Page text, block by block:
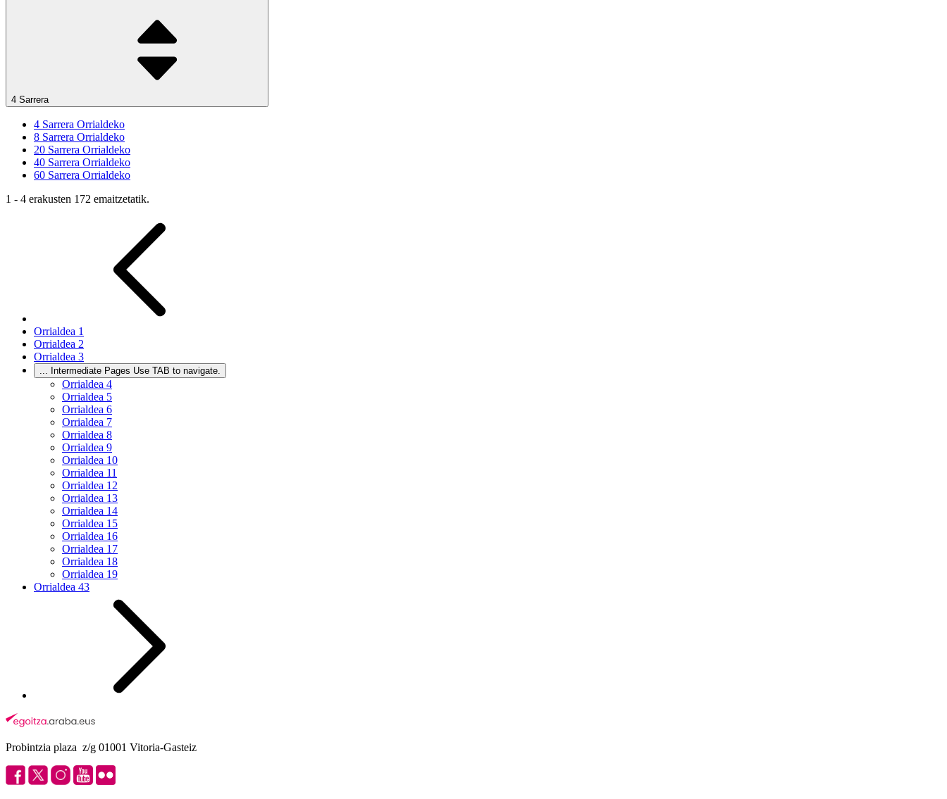
4 Sarrera
4 Sarrera Orrialdeko
8 Sarrera Orrialdeko
20 Sarrera Orrialdeko
40 Sarrera Orrialdeko
60 Sarrera Orrialdeko
1 - 4 erakusten 172 emaitzetatik.
Orrialdea 1
Orrialdea 2
Orrialdea 3
Intermediate Pages Use TAB to navigate.
Orrialdea 4
Orrialdea 5
Orrialdea 6
Orrialdea 7
Orrialdea 8
Orrialdea 9
Orrialdea 10
Orrialdea 11
Orrialdea 12
Orrialdea 13
Orrialdea 14
Orrialdea 15
Orrialdea 16
Orrialdea 17
Orrialdea 18
Orrialdea 19
Orrialdea 43
Probintzia plaza z/g 01001 Vitoria-Gasteiz